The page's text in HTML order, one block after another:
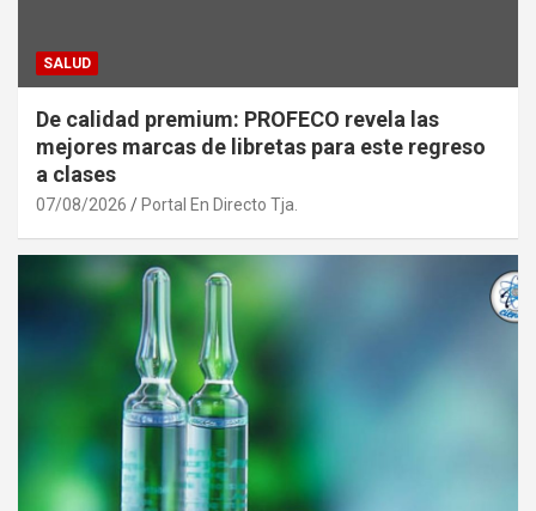
SALUD
De calidad premium: PROFECO revela las
mejores marcas de libretas para este regreso
a clases
07/08/2026 Portal En Directo Tja.